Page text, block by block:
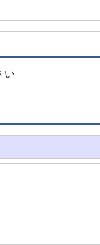
い